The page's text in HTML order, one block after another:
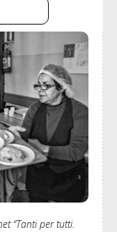
“Tanti per tutti.